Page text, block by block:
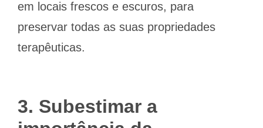
em locais frescos e escuros, para
preservar todas as suas propriedades
terapêuticas.
3. Subestimar a